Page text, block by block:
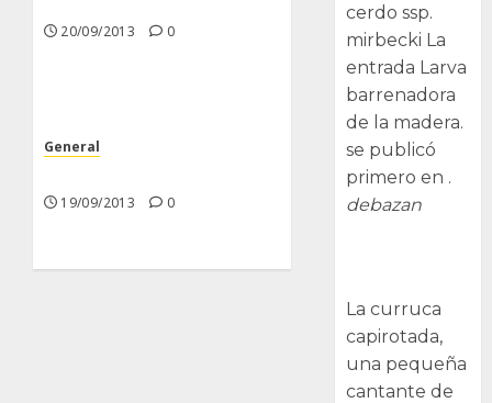
20/09/2013 0
General
19/09/2013 0
cerdo ssp.
mirbecki La
entrada Larva
barrenadora
de la madera.
se publicó
primero en .
debazan
La curruca
capirotada,
una pequeña
cantante de